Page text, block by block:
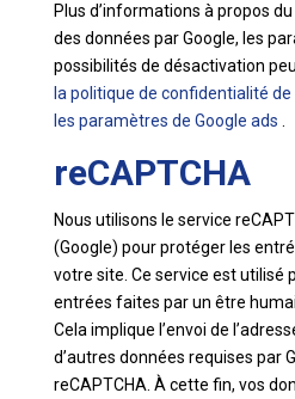
Plus d’informations à propos
des données par Google, les
possibilités de désactivation
la politique de confidentialité de
les paramètres de Google ads
reCAPTCHA
Nous utilisons le service
(Google) pour protéger les
votre site. Ce service est utilisé
entrées faites par un être
Cela implique l’envoi de
d’autres données requises par
reCAPTCHA. À cette fin, vos